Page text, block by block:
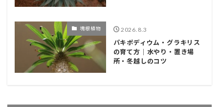
塊根植物 2026.8.3
パキポディウム・グラキリス
の育て方｜水やり・置き場
所・冬越しのコツ